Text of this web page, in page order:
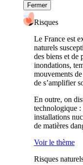
Fermer
Risques
Le France est
naturels
des biens et de
inondations,
mouvements
de s’amplifier
En outre, on
technologique :
installations
de matières
Voir le thème
Risques